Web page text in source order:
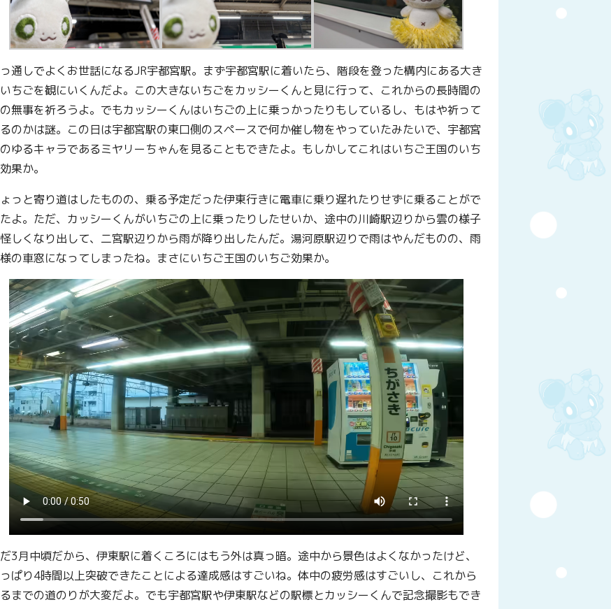
通しでよくお世話になるJR宇都宮駅。まず宇都宮駅に着いたら、階段を登った構内にある大き
ちごを観にいくんだよ。この大きないちごをカッシーくんと見に行って、これからの長時間の
無事を祈ろうよ。でもカッシーくんはいちごの上に乗っかったりもしているし、もはや祈って
のかは謎。この日は宇都宮駅の東口側のスペースで何か催し物をやっていたみたいで、宇都宮
ゆるキャラであるミヤリーちゃんを見ることもできたよ。もしかしてこれはいちご王国のいち
果か。
っと寄り道はしたものの、乗る予定だった伊東行きに電車に乗り遅れたりせずに乗ることがで
よ。ただ、カッシーくんがいちごの上に乗ったりしたせいか、途中の川崎駅辺りから雲の様子
しくなり出して、二宮駅辺りから雨が降り出したんだ。湯河原駅辺りで雨はやんだものの、雨
の車窓になってしまったね。まさにいちご王国のいちご効果か。
3月中頃だから、伊東駅に着くころにはもう外は真っ暗。途中から景色はよくなかったけど、
ぱり4時間以上突破できたことによる達成感はすごいね。体中の疲労感はすごいし、これから
までの道のりが大変だよ。でも宇都宮駅や伊東駅などの駅標とカッシーくんで記念撮影もでき